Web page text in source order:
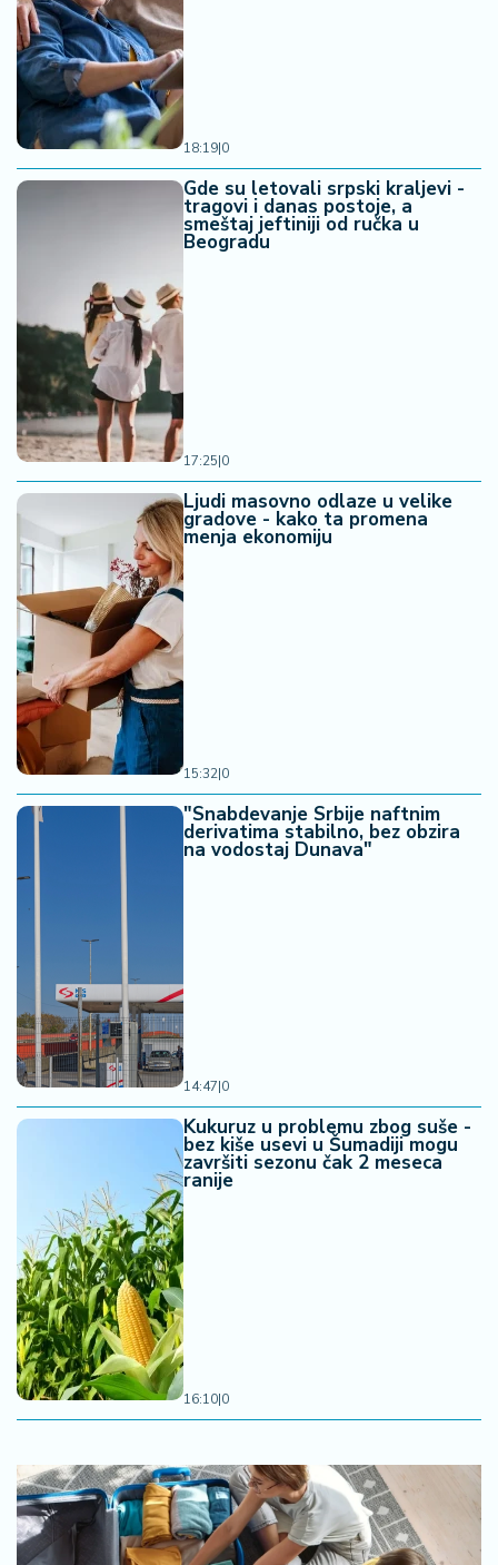
18:19|0
Gde su letovali srpski kraljevi -
tragovi i danas postoje, a
smeštaj jeftiniji od ručka u
Beogradu
17:25|0
Ljudi masovno odlaze u velike
gradove - kako ta promena
menja ekonomiju
15:32|0
"Snabdevanje Srbije naftnim
derivatima stabilno, bez obzira
na vodostaj Dunava"
14:47|0
Kukuruz u problemu zbog suše -
bez kiše usevi u Šumadiji mogu
završiti sezonu čak 2 meseca
ranije
16:10|0